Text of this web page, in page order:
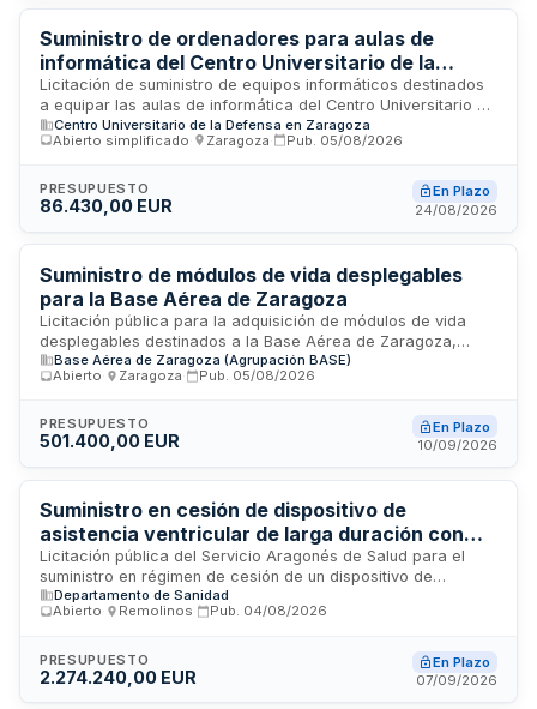
usuario según peritación de seguros. La adjudicación se
realizará conforme a varios criterios establecidos en el
pliego de cláusulas administrativas particulares.
Suministro de ordenadores para aulas de
informática del Centro Universitario de la
Defensa de la Academia General Militar
Licitación de suministro de equipos informáticos destinados
a equipar las aulas de informática del Centro Universitario de
la Defensa de la Academia General Militar. El contrato
comprende la adquisición, entrega y transporte de los
en el pliego de prescripciones técnicas particulares.
Centro Universitario de la Defensa en Zaragoza
Abierto simplificado
Zaragoza Pub. 05/08/2026
PRESUPUESTO
86.430,00 EUR
En Plazo
24/08/2026
Suministro de módulos de vida desplegables
para la Base Aérea de Zaragoza
Licitación pública para la adquisición de módulos de vida
desplegables destinados a la Base Aérea de Zaragoza,
organizada por la Jefatura de la Sección Económico-
Administrativa 26 de dicha instalación militar. Los módulos
para proporcionar espacios de alojamiento y servicios
básicos en operaciones, ejercicios o despliegues. El
servicio de estos equipamientos especializados conforme a
las especificaciones técnicas y normativa aplicable a
instalaciones militares.
Base Aérea de Zaragoza (Agrupación BASE)
Abierto
Zaragoza Pub. 05/08/2026
PRESUPUESTO
501.400,00 EUR
En Plazo
10/09/2026
Suministro en cesión de dispositivo de
asistencia ventricular de larga duración con
equipamiento para implantación en cirugía
cardiaca del Servicio Aragonés de Salud
Licitación pública del Servicio Aragonés de Salud para el
suministro en régimen de cesión de un dispositivo de
asistencia ventricular de larga duración junto con el
equipamiento necesario para su implantación en pacientes
mediante procedimiento abierto con varios criterios de
adjudicación, utilizando el gestor de licitaciones del Gobierno
Departamento de Sanidad
Abierto
Remolinos Pub. 04/08/2026
PRESUPUESTO
2.274.240,00 EUR
En Plazo
07/09/2026